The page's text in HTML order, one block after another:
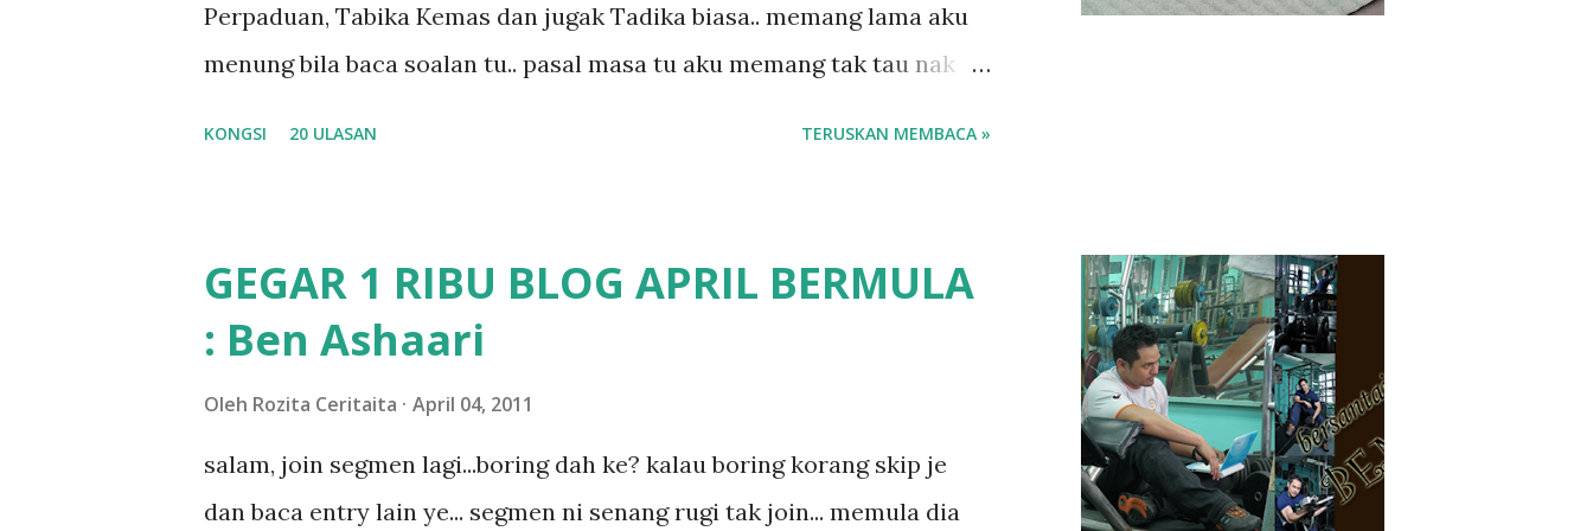
Perpaduan, Tabika Kemas dan jugak Tadika biasa.. memang lama aku
menung bila baca soalan tu.. pasal masa tu aku memang tak tau nak
sapa pun masa tu.. bila fikir-fikirkan balik terasa jugak masa alahai
teruknya kami sebagai ibubapa.. dan kami terasa jugak semakin teruk
bila abg long dah masuk 2 tahun kat salah satu tadika swasta ni.. tapi
KONGSI 20 ULASAN TERUSKAN MEMBACA »
GEGAR 1 RIBU BLOG APRIL BERMULA
: Ben Ashaari
Oleh Rozita Ceritaita April 04, 2011
salam, join segmen lagi...boring dah ke? kalau boring korang skip je
dan baca entry lain ye... segmen ni senang rugi tak join... memula dia